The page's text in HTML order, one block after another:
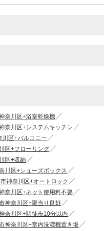
奈川区+浴室乾燥機
奈川区+システムキッチン
川区+バルコニー
区+フローリング
区+収納
川区+シューズボックス
神奈川区+オートロック
奈川区+ネット使用料不要
神奈川区+陽当り良好
奈川区+駅徒歩10分以内
神奈川区+室内洗濯機置き場